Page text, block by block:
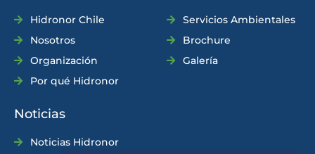
Hidronor Chile
Nosotros
Organización
Por qué Hidronor
Servicios Ambientales
Brochure
Galería
Noticias
Noticias Hidronor